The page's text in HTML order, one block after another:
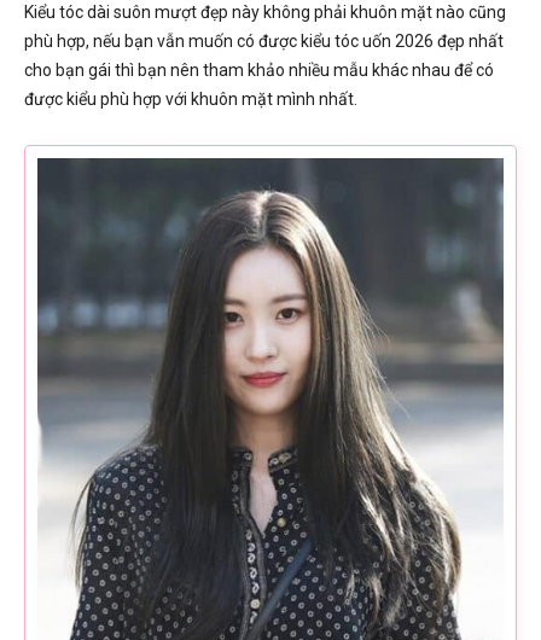
Kiểu tóc dài suôn mượt đẹp này không phải khuôn mặt nào cũng
phù hợp, nếu bạn vẫn muốn có được kiểu tóc uốn 2026 đẹp nhất
cho bạn gái thì bạn nên tham khảo nhiều mẫu khác nhau để có
được kiểu phù hợp với khuôn mặt mình nhất.